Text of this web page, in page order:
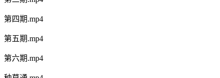
第四期.mp4
第五期.mp4
第六期.mp4